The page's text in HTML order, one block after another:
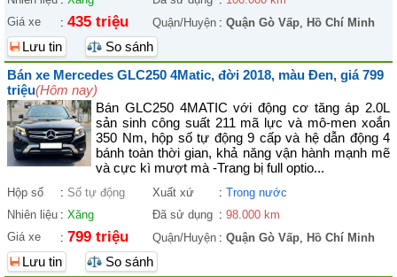
Giá xe
: 435 triệu Quận/Huyện : Quận Gò Vấp, Hồ Chí Minh
Lưu tin
So sánh
Bán xe Mercedes GLC250 4Matic, đời 2018, màu Đen, giá 799
triệu(Hôm nay)
Bán GLC250 4MATIC với động cơ tăng áp 2.0L
sản sinh công suất 211 mã lực và mô-men xoắn
350 Nm, hộp số tự động 9 cấp và hệ dẫn động 4
bánh toàn thời gian, khả năng vận hành mạnh mẽ
và cực kì mượt mà -Trang bị full optio...
Hộp số : Số tự động Xuất xứ : Trong nước
Nhiên liệu : Xăng Đã sử dụng : 98.000 km
Giá xe
: 799 triệu Quận/Huyện : Quận Gò Vấp, Hồ Chí Minh
Lưu tin
So sánh